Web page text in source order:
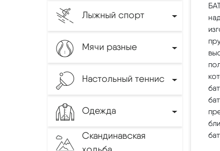
Лыжный спорт
Мячи разные
Настольный теннис
Одежда
Скандинавская